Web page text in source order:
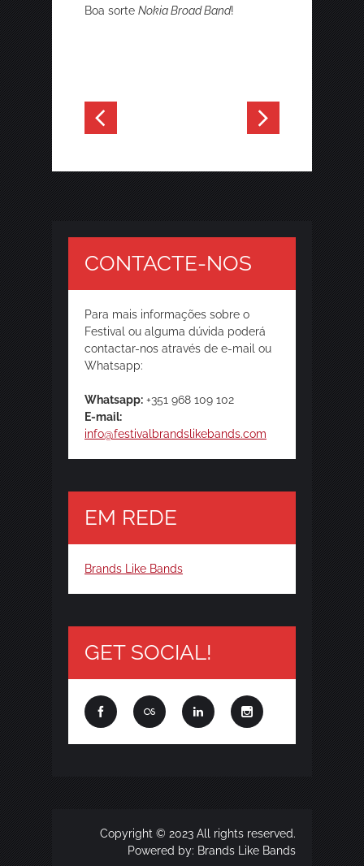
Boa sorte Nokia Broad Band!
CONTACTE-NOS
Para mais informações sobre o
Festival ou alguma dúvida poderá
contactar-nos através de e-mail ou
Whatsapp:
Whatsapp: +351 968 109 102
E-mail:
info@festivalbrandslikebands.com
EM REDE
Brands Like Bands
GET SOCIAL!
Copyright © 2023 All rights reserved.
Powered by: Brands Like Bands